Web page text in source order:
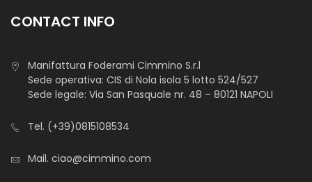
CONTACT INFO
Manifattura Foderami Cimmino S.r.l
Sede operativa: CIS di Nola isola 5 lotto 524/527
Sede legale: Via San Pasquale nr. 48 – 80121 NAPOLI
Tel. (+39)0815108534
Mail. ciao@cimmino.com